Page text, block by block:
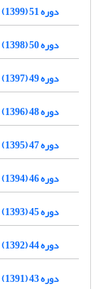
دوره 51 (1399)
دوره 50 (1398)
دوره 49 (1397)
دوره 48 (1396)
دوره 47 (1395)
دوره 46 (1394)
دوره 45 (1393)
دوره 44 (1392)
دوره 43 (1391)